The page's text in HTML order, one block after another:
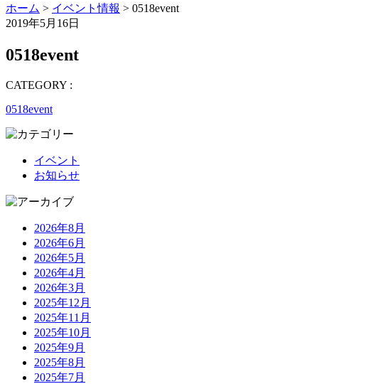
ホーム > イベント情報 > 0518event
2019年5月16日
0518event
CATEGORY :
0518event
イベント
お知らせ
2026年8月
2026年6月
2026年5月
2026年4月
2026年3月
2025年12月
2025年11月
2025年10月
2025年9月
2025年8月
2025年7月